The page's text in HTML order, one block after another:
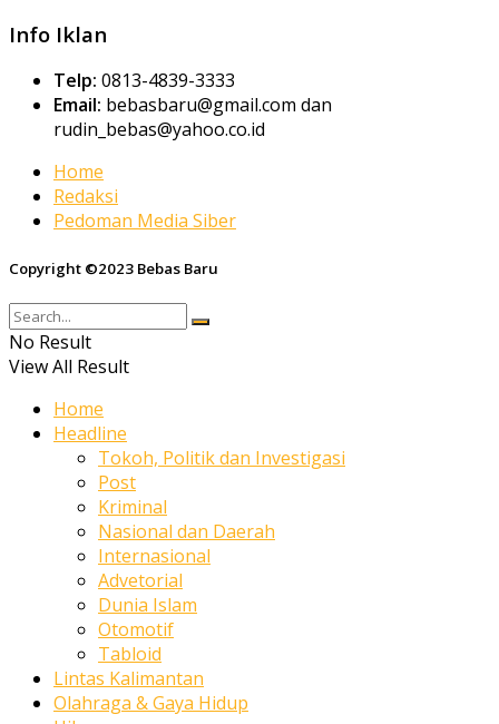
Info Iklan
Telp: 0813-4839-3333
Email: bebasbaru@gmail.com dan
rudin_bebas@yahoo.co.id
Home
Redaksi
Pedoman Media Siber
Copyright ©2023 Bebas Baru
No Result
View All Result
Home
Headline
Tokoh, Politik dan Investigasi
Post
Kriminal
Nasional dan Daerah
Internasional
Advetorial
Dunia Islam
Otomotif
Tabloid
Lintas Kalimantan
Olahraga & Gaya Hidup